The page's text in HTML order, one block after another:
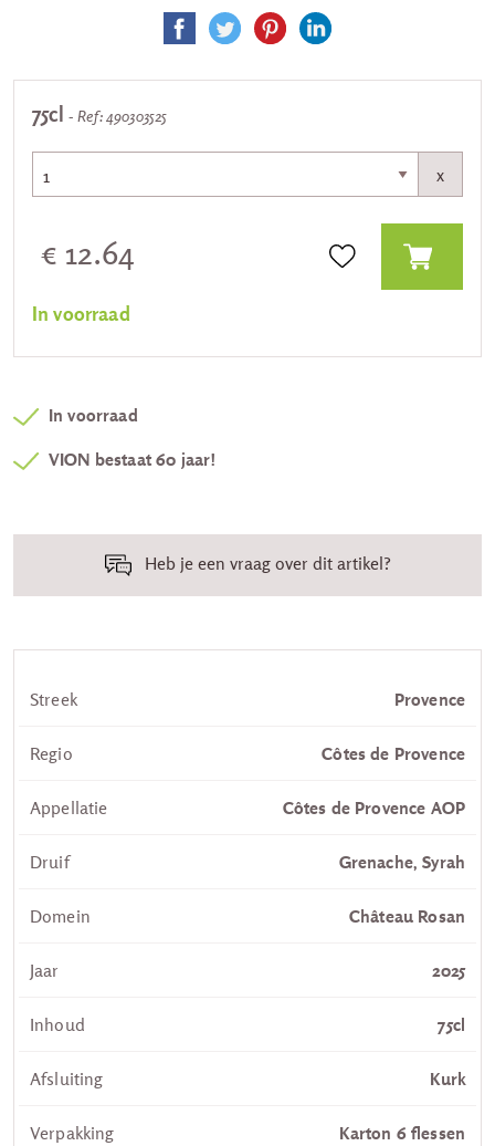
75cl - Ref: 490303525
x
€ 12.64
In voorraad
In voorraad
VION bestaat 60 jaar!
Heb je een vraag over dit artikel?
Streek Provence
Regio Côtes de Provence
Appellatie Côtes de Provence AOP
Druif Grenache, Syrah
Domein Château Rosan
Jaar 2025
Inhoud 75cl
Afsluiting Kurk
Verpakking Karton 6 flessen